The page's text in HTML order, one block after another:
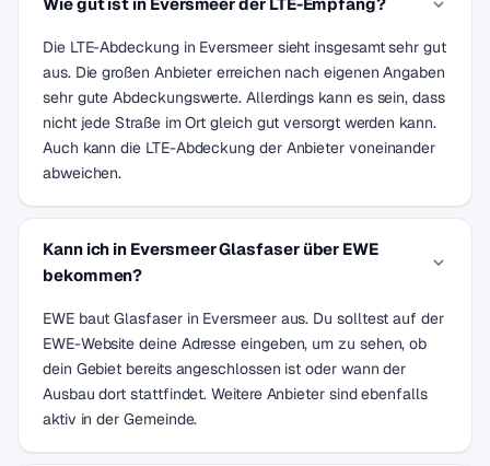
Die LTE-Abdeckung in Eversmeer sieht insgesamt sehr gut
aus. Die großen Anbieter erreichen nach eigenen Angaben
sehr gute Abdeckungswerte. Allerdings kann es sein, dass
nicht jede Straße im Ort gleich gut versorgt werden kann.
Auch kann die LTE-Abdeckung der Anbieter voneinander
abweichen.
Kann ich in Eversmeer Glasfaser über EWE
bekommen?
EWE baut Glasfaser in Eversmeer aus. Du solltest auf der
EWE-Website deine Adresse eingeben, um zu sehen, ob
dein Gebiet bereits angeschlossen ist oder wann der
Ausbau dort stattfindet. Weitere Anbieter sind ebenfalls
aktiv in der Gemeinde.